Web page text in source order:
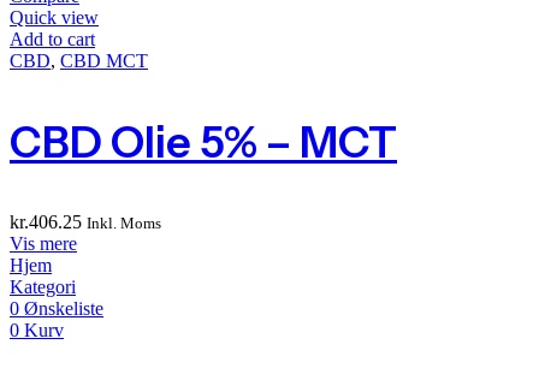
Quick view
Add to cart
CBD, CBD MCT
CBD Olie 5% – MCT
kr.406.25 Inkl. Moms
Vis mere
Hjem
Kategori
0 Ønskeliste
0 Kurv